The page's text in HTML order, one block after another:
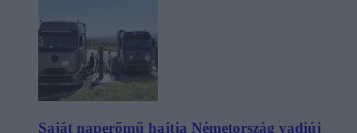
Saját naperőmű hajtja Németország vadiúj